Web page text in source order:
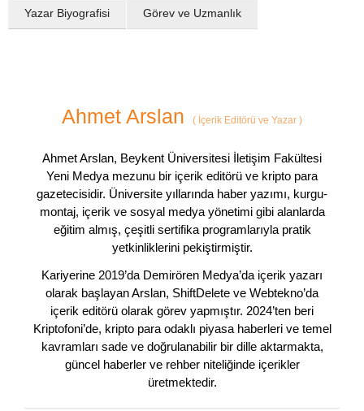
Yazar Biyografisi Görev ve Uzmanlık
Ahmet Arslan ( İçerik Editörü ve Yazar )
Ahmet Arslan, Beykent Üniversitesi İletişim Fakültesi
Yeni Medya mezunu bir içerik editörü ve kripto para
gazetecisidir. Üniversite yıllarında haber yazımı, kurgu-
montaj, içerik ve sosyal medya yönetimi gibi alanlarda
eğitim almış, çeşitli sertifika programlarıyla pratik
yetkinliklerini pekiştirmiştir.
Kariyerine 2019’da Demirören Medya’da içerik yazarı
olarak başlayan Arslan, ShiftDelete ve Webtekno’da
içerik editörü olarak görev yapmıştır. 2024’ten beri
Kriptofoni’de, kripto para odaklı piyasa haberleri ve temel
kavramları sade ve doğrulanabilir bir dille aktarmakta,
güncel haberler ve rehber niteliğinde içerikler
üretmektedir.